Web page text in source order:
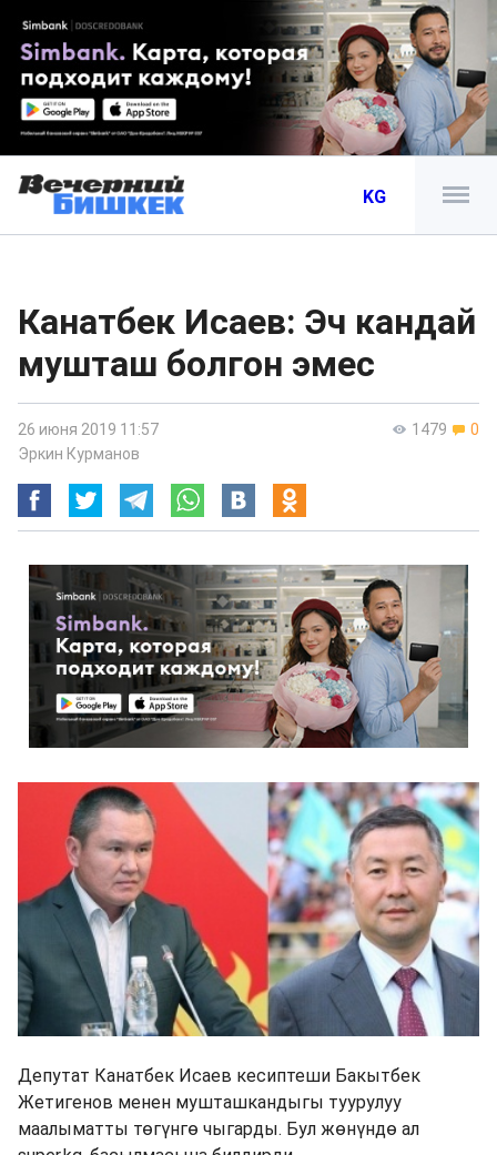
KG
Канатбек Исаев: Эч кандай
мушташ болгон эмес
1479 0
26 июня 2019 11:57
Эркин Курманов
Депутат Канатбек Исаев кесиптеши Бакытбек
Жетигенов менен мушташкандыгы туурулуу
маалыматты төгүнгө чыгарды. Бул жөнүндө ал